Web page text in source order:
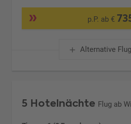
p.P. ab €
Alternative
5 Hotelnächte Flug ab